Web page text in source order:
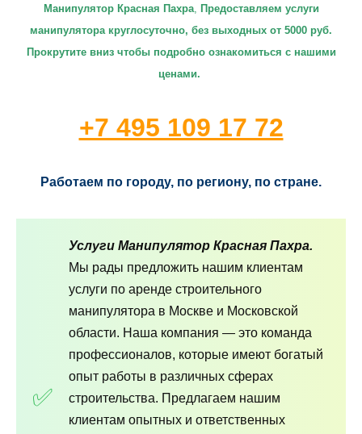
Манипулятор Красная Пахра, Предоставляем услуги
манипулятора круглосуточно, без выходных от 5000 руб.
Прокрутите вниз чтобы подробно ознакомиться с нашими
ценами.
+7 495 109 17 72
Работаем по городу, по региону, по стране.
Услуги Манипулятор Красная Пахра.
Мы рады предложить нашим клиентам
услуги по аренде строительного
манипулятора в Москве и Московской
области. Наша компания — это команда
профессионалов, которые имеют богатый
опыт работы в различных сферах
строительства. Предлагаем нашим
клиентам опытных и ответственных